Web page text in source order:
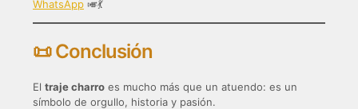
WhatsApp 🎺💃
📜 Conclusión
El traje charro es mucho más que un atuendo: es un
símbolo de orgullo, historia y pasión.